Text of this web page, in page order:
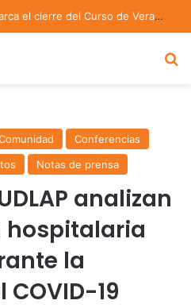
La convivencia familiar marca el cierre del Curso de Verano de Escuelas Aztecas
Conferencias
Notas de prensa
analizan
hospitalaria
la
19